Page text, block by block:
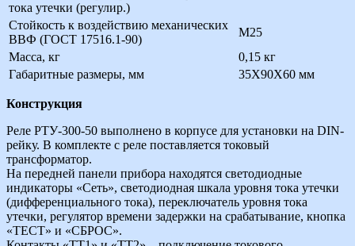
тока утечки (регулир.)
Стойкость к воздействию механических
ВВФ (ГОСТ 17516.1-90)
М25
Масса, кг
0,15 кг
Габаритные размеры, мм
35Х90Х60 мм
Конструкция
Реле РТУ-300-50 выполнено в корпусе для установки на DIN-
рейку. В комплекте с реле поставляется токовый
трансформатор.
На передней панели прибора находятся светодиодные
индикаторы «Сеть», светодиодная шкала уровня тока утечки
(дифференциального тока), переключатель уровня тока
утечки, регулятор времени задержки на срабатывание, кнопка
«ТЕСТ» и «СБРОС».